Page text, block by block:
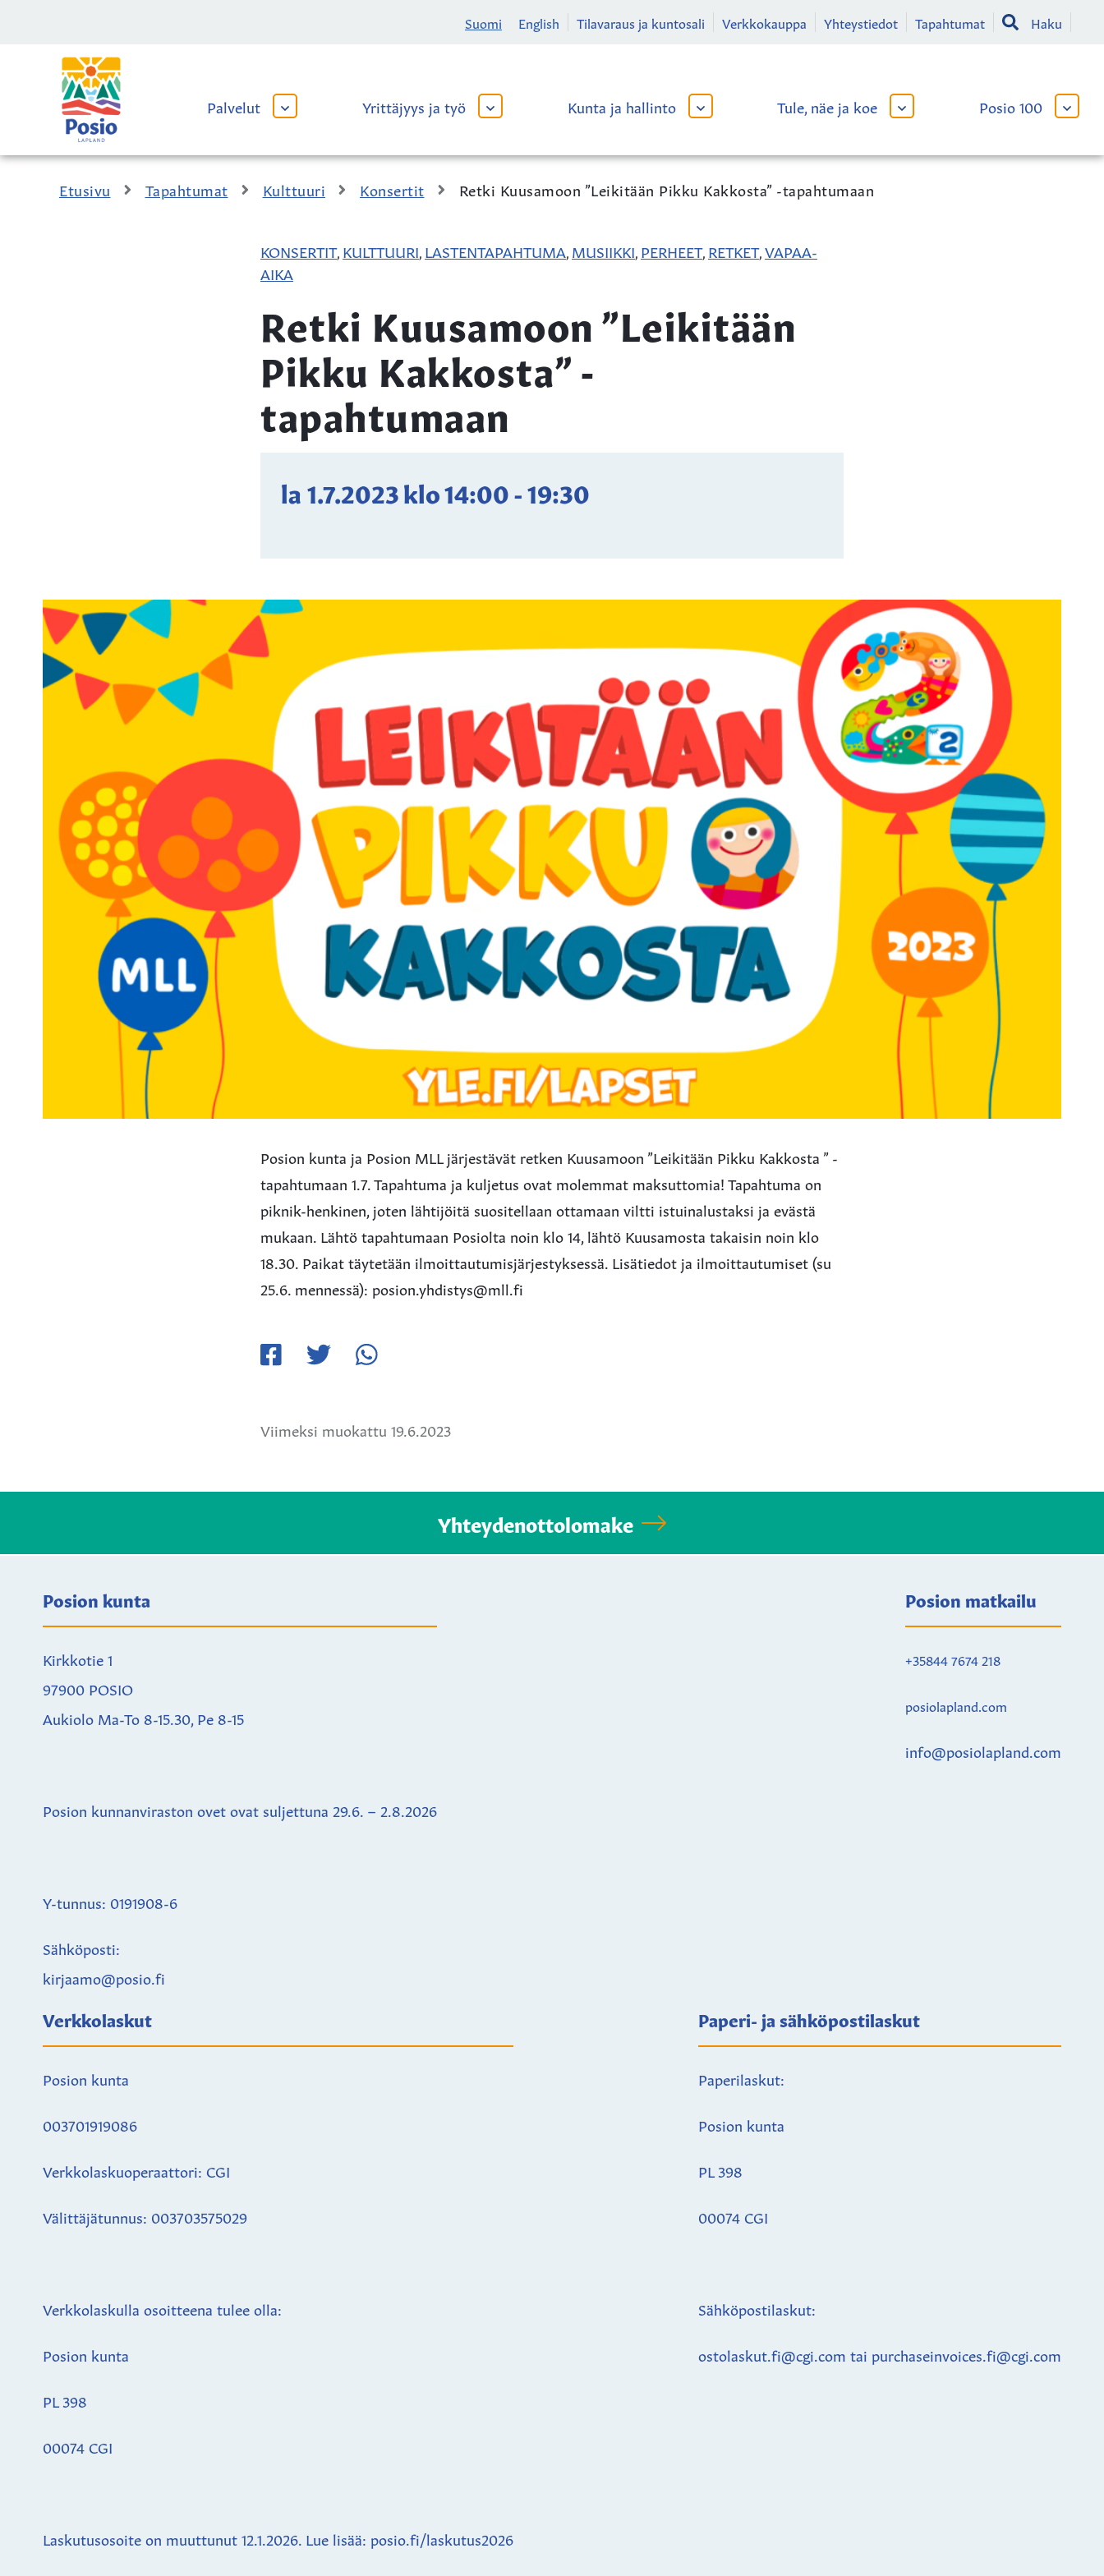
Suomi English Tilavaraus ja kuntosali Verkkokauppa Yhteystiedot Tapahtumat Haku
Kaupungin
logo
Palvelut
AVAA
ALAVALIKKO
Yrittäjyys ja työ
AVAA
ALAVALIKKO
Kunta ja hallinto
AVAA
ALAVALIKKO
Tule, näe ja koe
AVAA
ALAVALIKKO
Posio 100
AVAA
Etusivu Tapahtumat Kulttuuri Konsertit Retki Kuusamoon ”Leikitään Pikku Kakkosta” -tapahtumaan
KONSERTIT, KULTTUURI LASTENTAPAHTUMA MUSIIKKI PERHEET, RETKET, VAPAA-
AIKA
Retki Kuusamoon ”Leikitään
Pikku Kakkosta” -
tapahtumaan
la 1.7.2023klo14:00-19:30
Posion kunta ja Posion MLL järjestävät retken Kuusamoon ”Leikitään Pikku Kakkosta ” -
tapahtumaan 1.7. Tapahtuma ja kuljetus ovat molemmat maksuttomia! Tapahtuma on
piknik-henkinen, joten lähtijöitä suositellaan ottamaan viltti istuinalustaksi ja evästä
mukaan. Lähtö tapahtumaan Posiolta noin klo 14, lähtö Kuusamosta takaisin noin klo
18.30. Paikat täytetään ilmoittautumisjärjestyksessä. Lisätiedot ja ilmoittautumiset (su
25.6. mennessä): posion.yhdistys@mll.fi
Viimeksi muokattu 19.6.2023
Yhteydenottolomake
Posion kunta
Kirkkotie 1
97900 POSIO
Aukiolo Ma-To 8-15.30, Pe 8-15
Posion kunnanviraston ovet ovat suljettuna 29.6. – 2.8.2026
Y-tunnus: 0191908-6
Sähköposti:
kirjaamo@posio.fi
Posion matkailu
+35844 7674 218
posiolapland.com
info@posiolapland.com
Verkkolaskut
Posion kunta
003701919086
Verkkolaskuoperaattori: CGI
Välittäjätunnus: 003703575029
Verkkolaskulla osoitteena tulee olla:
Posion kunta
PL 398
00074 CGI
Laskutusosoite on muuttunut 12.1.2026. Lue lisää: posio.fi/laskutus2026
Paperi- ja sähköpostilaskut
Paperilaskut:
Posion kunta
PL 398
00074 CGI
Sähköpostilaskut:
ostolaskut.fi@cgi.com tai purchaseinvoices.fi@cgi.com